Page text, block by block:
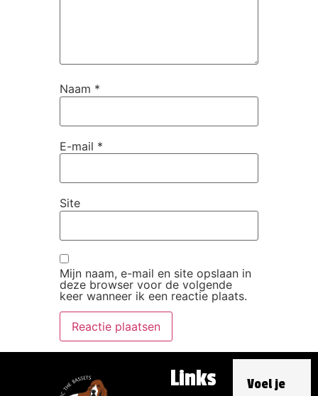
Naam *
E-mail *
Site
Mijn naam, e-mail en site opslaan in
deze browser voor de volgende
keer wanneer ik een reactie plaats.
Links
Voel je